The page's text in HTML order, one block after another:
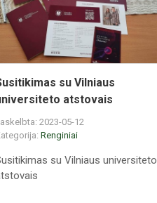
su Vilniaus
atstovais
2023-05-12
Renginiai
su Vilniaus universiteto